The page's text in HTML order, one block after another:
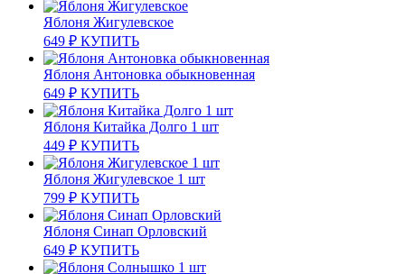
Яблоня Жигулевское
649 ₽ КУПИТЬ
Яблоня Антоновка обыкновенная
649 ₽ КУПИТЬ
Яблоня Китайка Долго 1 шт
449 ₽ КУПИТЬ
Яблоня Жигулевское 1 шт
799 ₽ КУПИТЬ
Яблоня Синап Орловский
649 ₽ КУПИТЬ